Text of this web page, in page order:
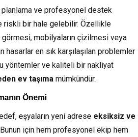
planlama ve profesyonel destek
riskli bir hale gelebilir. Özellikle
görmesi, mobilyaların çizilmesi veya
hasarlar en sık karşılaşılan problemler
yöntemler ve kaliteli bir nakliyat
ev taşıma mümkündür.
Önemi
eşyaların yeni adrese eksiksiz ve
için hem profesyonel ekip hem